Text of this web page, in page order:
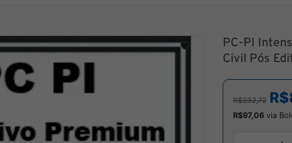
PC-PI
Civil Pós
R$232,72
R$97,06via